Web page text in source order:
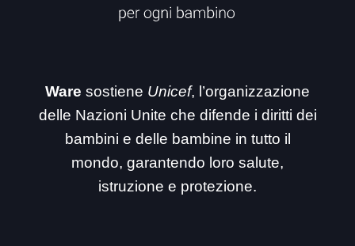
Ware sostiene Unicef, l’organizzazione
delle Nazioni Unite che difende i diritti dei
bambini e delle bambine in tutto il
mondo, garantendo loro salute,
istruzione e protezione.